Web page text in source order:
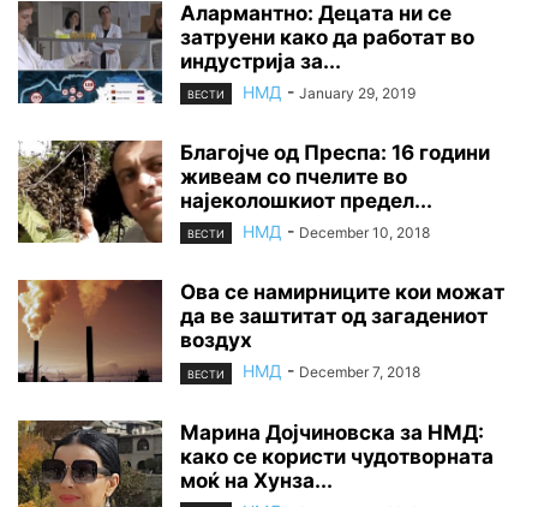
Алармантно: Децата ни се
затруени како да работат во
индустрија за...
ВЕСТИ НМД - January 29, 2019
Благојче од Преспа: 16 години
живеам со пчелите во
најеколошкиот предел...
ВЕСТИ НМД - December 10, 2018
Ова се намирниците кои можат
да ве заштитат од загадениот
воздух
ВЕСТИ НМД - December 7, 2018
Марина Дојчиновска за НМД:
како се користи чудотворната
моќ на Хунза...